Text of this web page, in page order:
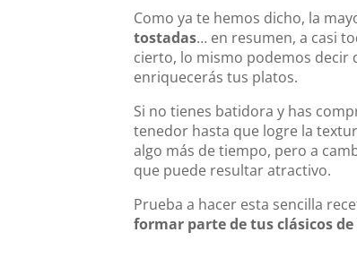
Como ya te hemos dicho, la
tostadas… en resumen, a casi
cierto, lo mismo podemos decir
enriquecerás tus platos.
Si no tienes batidora y has
tenedor hasta que logre la
algo más de tiempo, pero a
que puede resultar atractivo.
Prueba a hacer esta sencilla
formar parte de tus clásicos de